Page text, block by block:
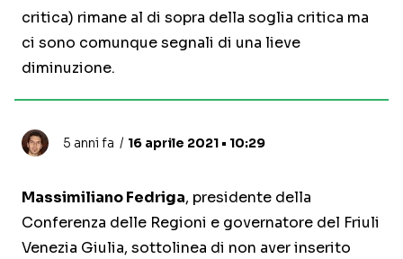
critica) rimane al di sopra della soglia critica ma
ci sono comunque segnali di una lieve
diminuzione.
5 anni fa 16 aprile 2021 • 10:29
Massimiliano Fedriga, presidente della
Conferenza delle Regioni e governatore del Friuli
Venezia Giulia, sottolinea di non aver inserito